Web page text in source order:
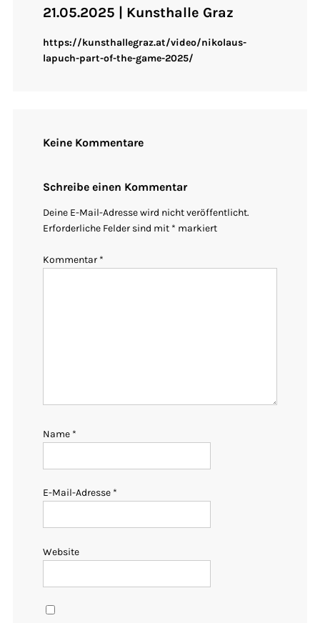
21.05.2025 | Kunsthalle Graz
https://kunsthallegraz.at/video/nikolaus-
lapuch-part-of-the-game-2025/
Keine Kommentare
Schreibe einen Kommentar
Deine E-Mail-Adresse wird nicht veröffentlicht.
Erforderliche Felder sind mit * markiert
Kommentar *
Name *
E-Mail-Adresse *
Website